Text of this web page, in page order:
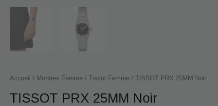
Accueil / Montres Femme / Tissot Femme / TISSOT PRX 25MM Noir
TISSOT PRX 25MM Noir